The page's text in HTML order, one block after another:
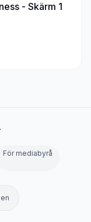
- Skärm 1
För mediabyrå